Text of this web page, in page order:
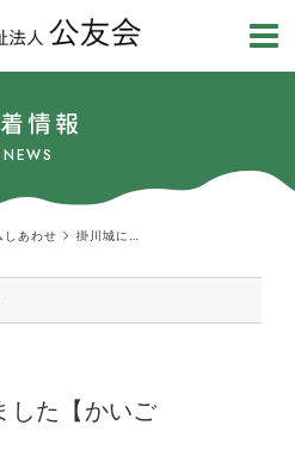
情報
NEWS
しあわせ
した【かいご